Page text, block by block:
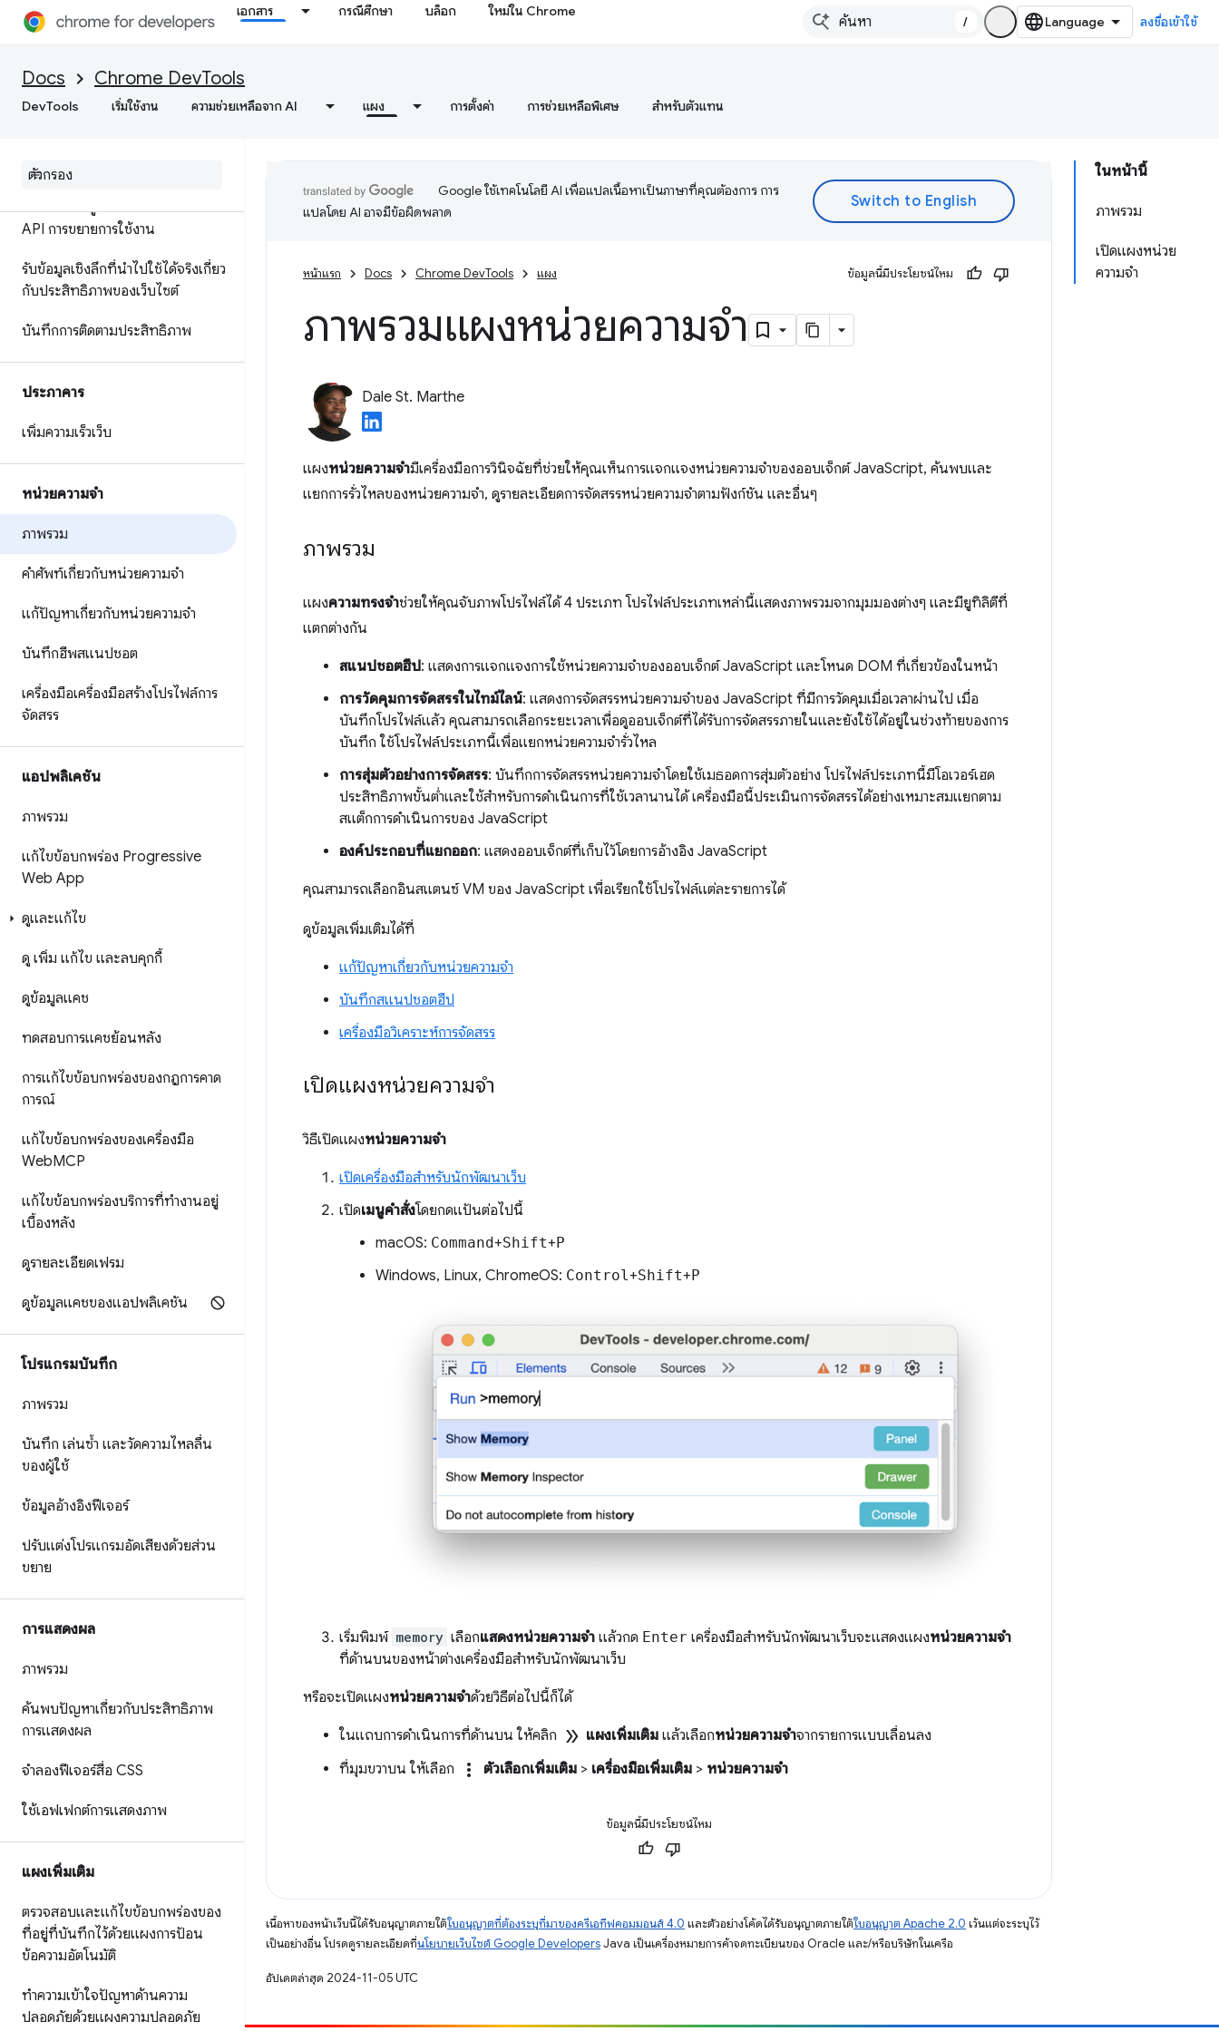
เอกสาร กรณีศึกษา บล็อก ใหม่ใน Chrome
/ ลงชื่อเข้าใช้
Docs Chrome DevTools
DevTools เริ่มใช้งาน ความช่วยเหลือจาก AI แผง การตั้งค่า การช่วยเหลือพิเศษ สำหรับตัวแทน
ข้อมูลอ้างอิงฟีเจอร์
การอ้างอิงเหตุการณ์ในไทม์ไลน์
วิเคราะห์ประสิทธิภาพของตัวเลือก
ประสิทธิภาพ Node
ปรับแต่งข้อมูลประสิทธิภาพด้วย
API การขยายการใช้งาน
รับข้อมูลเชิงลึกที่นำไปใช้ได้จริงเกี่ยว
กับประสิทธิภาพของเว็บไซต์
บันทึกการติดตามประสิทธิภาพ
ประภาคาร
เพิ่มความเร็วเว็บ
หน่วยความจำ
ภาพรวม
คำศัพท์เกี่ยวกับหน่วยความจำ
แก้ปัญหาเกี่ยวกับหน่วยความจำ
บันทึกฮีพสแนปชอต
เครื่องมือเครื่องมือสร้างโปรไฟล์การ
จัดสรร
แอปพลิเคชัน
ภาพรวม
แก้ไขข้อบกพร่อง Progressive
Web App
ดูและแก้ไข
ดู เพิ่ม แก้ไข และลบคุกกี้
ดูข้อมูลแคช
ทดสอบการแคชย้อนหลัง
การแก้ไขข้อบกพร่องของกฎการคาด
การณ์
แก้ไขข้อบกพร่องของเครื่องมือ
WebMCP
แก้ไขข้อบกพร่องบริการที่ทำงานอยู่
เบื้องหลัง
ดูรายละเอียดเฟรม
ดูข้อมูลแคชของแอปพลิเคชัน
โปรแกรมบันทึก
ภาพรวม
บันทึก เล่นซ้ำ และวัดความไหลลื่น
ของผู้ใช้
ข้อมูลอ้างอิงฟีเจอร์
ปรับแต่งโปรแกรมอัดเสียงด้วยส่วน
ขยาย
การแสดงผล
ภาพรวม
ค้นพบปัญหาเกี่ยวกับประสิทธิภาพ
การแสดงผล
จำลองฟีเจอร์สื่อ CSS
ใช้เอฟเฟกต์การแสดงภาพ
แผงเพิ่มเติม
ตรวจสอบและแก้ไขข้อบกพร่องของ
ที่อยู่ที่บันทึกไว้ด้วยแผงการป้อน
ข้อความอัตโนมัติ
ทำความเข้าใจปัญหาด้านความ
ปลอดภัยด้วยแผงความปลอดภัย
ในหน้านี้
ภาพรวม
เปิดแผงหน่วย
ความจำ
Google ใช้เทคโนโลยี AI เพื่อแปลเนื้อหาเป็นภาษาที่คุณต้องการ การ
แปลโดย AI อาจมีข้อผิดพลาด
หน้าแรก Docs Chrome DevTools แผง ข้อมูลนี้มีประโยชน์ไหม
ภาพรวมแผงหน่วยความจำ
Dale St. Marthe
แผงหน่วยความจํามีเครื่องมือการวินิจฉัยที่ช่วยให้คุณเห็นการแจกแจงหน่วยความจําของออบเจ็กต์ JavaScript, ค้นพบและ
แยกการรั่วไหลของหน่วยความจํา, ดูรายละเอียดการจัดสรรหน่วยความจําตามฟังก์ชัน และอื่นๆ
ภาพรวม
แผงความทรงจำช่วยให้คุณจับภาพโปรไฟล์ได้ 4 ประเภท โปรไฟล์ประเภทเหล่านี้แสดงภาพรวมจากมุมมองต่างๆ และมียูทิลิตีที่
แตกต่างกัน
สแนปชอตฮีป: แสดงการแจกแจงการใช้หน่วยความจำของออบเจ็กต์ JavaScript และโหนด DOM ที่เกี่ยวข้องในหน้า
การวัดคุมการจัดสรรในไทม์ไลน์: แสดงการจัดสรรหน่วยความจําของ JavaScript ที่มีการวัดคุมเมื่อเวลาผ่านไป เมื่อ
บันทึกโปรไฟล์แล้ว คุณสามารถเลือกระยะเวลาเพื่อดูออบเจ็กต์ที่ได้รับการจัดสรรภายในและยังใช้ได้อยู่ในช่วงท้ายของการ
บันทึก ใช้โปรไฟล์ประเภทนี้เพื่อแยกหน่วยความจำรั่วไหล
การสุ่มตัวอย่างการจัดสรร: บันทึกการจัดสรรหน่วยความจําโดยใช้เมธอดการสุ่มตัวอย่าง โปรไฟล์ประเภทนี้มีโอเวอร์เฮด
ประสิทธิภาพขั้นต่ำและใช้สำหรับการดำเนินการที่ใช้เวลานานได้ เครื่องมือนี้ประเมินการจัดสรรได้อย่างเหมาะสมแยกตาม
สแต็กการดำเนินการของ JavaScript
องค์ประกอบที่แยกออก: แสดงออบเจ็กต์ที่เก็บไว้โดยการอ้างอิง JavaScript
คุณสามารถเลือกอินสแตนซ์ VM ของ JavaScript เพื่อเรียกใช้โปรไฟล์แต่ละรายการได้
ดูข้อมูลเพิ่มเติมได้ที่
แก้ปัญหาเกี่ยวกับหน่วยความจำ
บันทึกสแนปชอตฮีป
เครื่องมือวิเคราะห์การจัดสรร
เปิดแผงหน่วยความจำ
วิธีเปิดแผงหน่วยความจำ
เปิดเครื่องมือสำหรับนักพัฒนาเว็บ
เปิดเมนูคำสั่งโดยกดแป้นต่อไปนี้
macOS: Command+Shift+P
Windows, Linux, ChromeOS: Control+Shift+P
เริ่มพิมพ์ memory เลือกแสดงหน่วยความจำ แล้วกด Enter เครื่องมือสำหรับนักพัฒนาเว็บจะแสดงแผงหน่วยความจำ
ที่ด้านบนของหน้าต่างเครื่องมือสำหรับนักพัฒนาเว็บ
หรือจะเปิดแผงหน่วยความจำด้วยวิธีต่อไปนี้ก็ได้
ในแถบการดำเนินการที่ด้านบน ให้คลิก double_arrow แผงเพิ่มเติม แล้วเลือกหน่วยความจําจากรายการแบบเลื่อนลง
ที่มุมขวาบน ให้เลือก
more_vert ตัวเลือกเพิ่มเติม > เครื่องมือเพิ่มเติม > หน่วยความจำ
ข้อมูลนี้มีประโยชน์ไหม
เนื้อหาของหน้าเว็บนี้ได้รับอนุญาตภายใต้ใบอนุญาตที่ต้องระบุที่มาของครีเอทีฟคอมมอนส์ 4.0 และตัวอย่างโค้ดได้รับอนุญาตภายใต้ใบอนุญาต Apache 2.0 เว้นแต่จะระบุไว้
เป็นอย่างอื่น โปรดดูรายละเอียดที่นโยบายเว็บไซต์ Google DevelopersJava เป็นเครื่องหมายการค้าจดทะเบียนของ Oracle และ/หรือบริษัทในเครือ
อัปเดตล่าสุด 2024-11-05 UTC